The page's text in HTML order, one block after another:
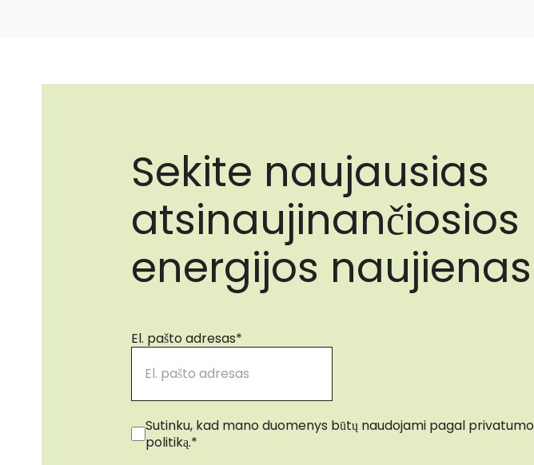
Sekite naujausias
atsinaujinančiosios
energijos naujienas
El. pašto adresas*
Sutikimas*
Sutinku, kad mano duomenys būtų naudojami pagal privatumo
politiką.*